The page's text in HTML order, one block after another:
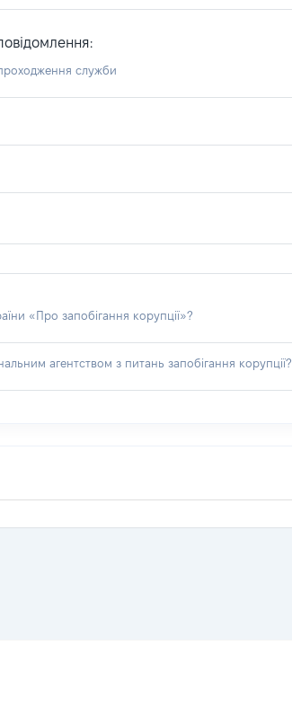
служби
«Про запобігання корупції»?
агентством з питань запобігання корупції?